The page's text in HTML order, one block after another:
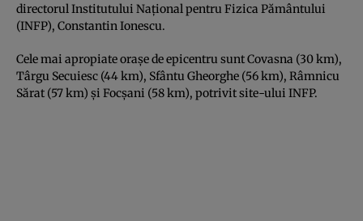
directorul Institutului Naţional pentru Fizica Pământului
(INFP), Constantin Ionescu.
Cele mai apropiate oraşe de epicentru sunt Covasna (30 km),
Târgu Secuiesc (44 km), Sfântu Gheorghe (56 km), Râmnicu
Sărat (57 km) şi Focşani (58 km), potrivit site-ului INFP.